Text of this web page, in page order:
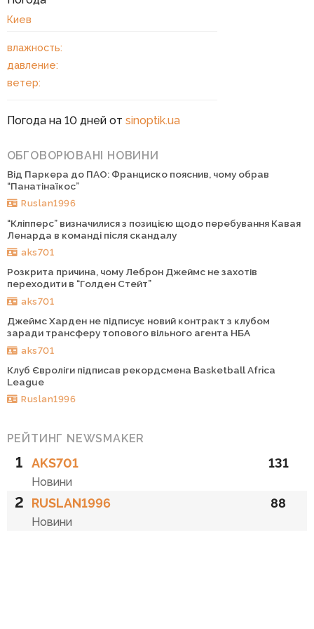
Киев
влажность:
давление:
ветер:
Погода на 10 дней от sinoptik.ua
ОБГОВОРЮВАНІ НОВИНИ
Від Паркера до ПАО: Франциско пояснив, чому обрав
“Панатінаїкос”
Ruslan1996
“Кліпперс” визначилися з позицією щодо перебування Кавая
Ленарда в команді після скандалу
aks701
Розкрита причина, чому Леброн Джеймс не захотів
переходити в “Голден Стейт”
aks701
Джеймс Харден не підписує новий контракт з клубом
заради трансферу топового вільного агента НБА
aks701
Клуб Євроліги підписав рекордсмена Basketball Africa
League
Ruslan1996
РЕЙТИНГ NEWSMAKER
1 AKS701
Новини
131
2 RUSLAN1996
Новини
88